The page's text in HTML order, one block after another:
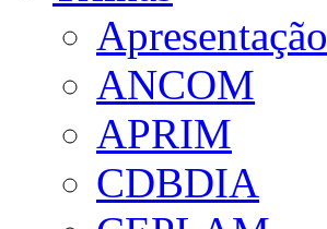
Apresentação
ANCOM
APRIM
CDBDIA